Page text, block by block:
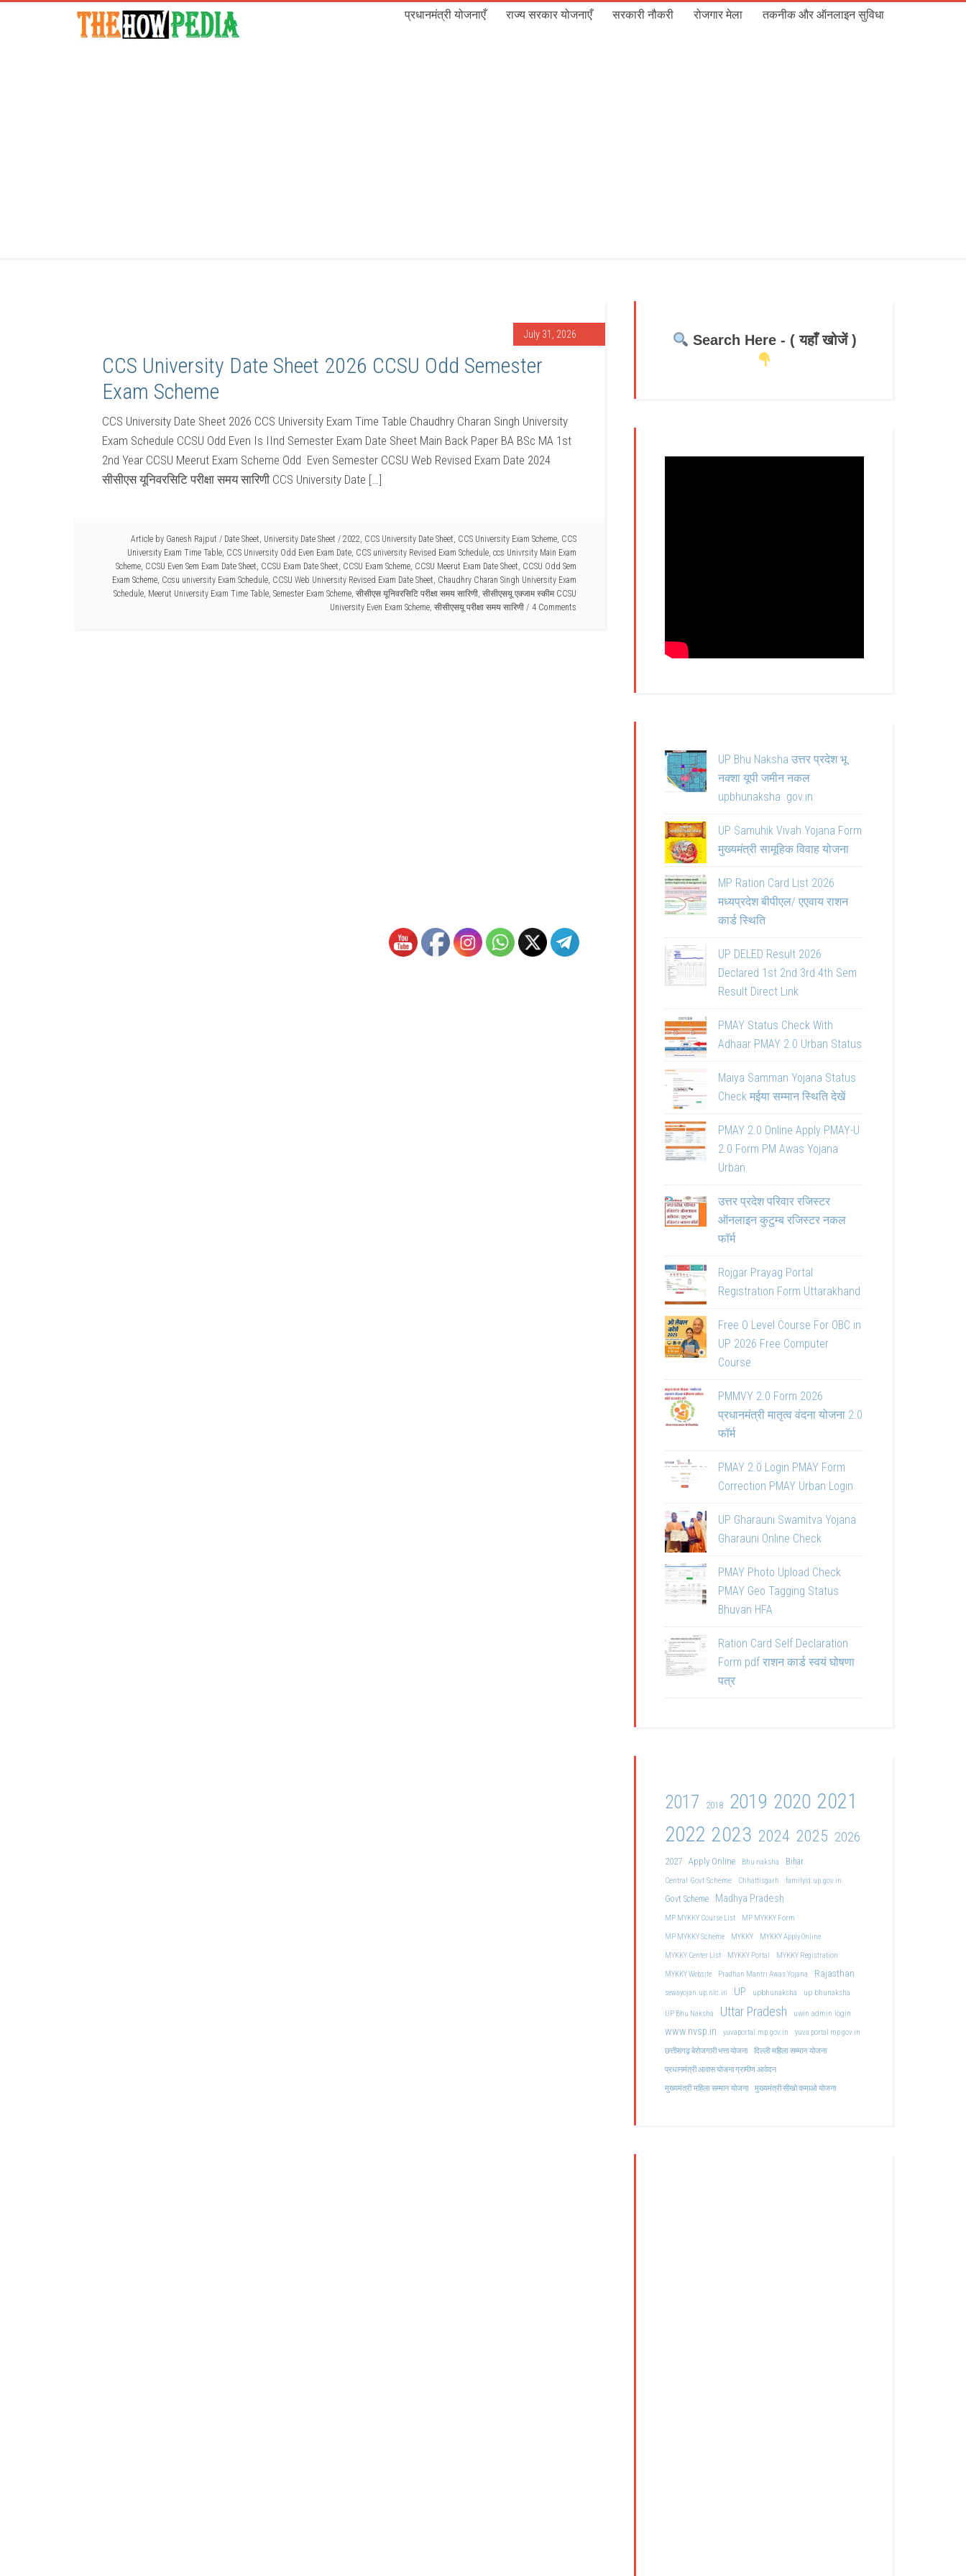
प्रधानमंत्री योजनाएँ राज्य सरकार योजनाएँ सरकारी नौकरी रोजगार मेला तकनीक और ऑनलाइन सुविधा
July 31, 2026
CCS University Date Sheet 2026 CCSU Odd Semester
Exam Scheme
CCS University Date Sheet 2026 CCS University Exam Time Table Chaudhry Charan Singh University
Exam Schedule CCSU Odd Even Is IInd Semester Exam Date Sheet Main Back Paper BA BSc MA 1st
2nd Year CCSU Meerut Exam Scheme Odd Even Semester CCSU Web Revised Exam Date 2024
सीसीएस यूनिवरसिटि परीक्षा समय सारिणी CCS University Date […]
Article by Ganesh Rajput / Date Sheet, University Date Sheet / 2022, CCS University Date Sheet, CCS University Exam Scheme, CCS
University Exam Time Table, CCS University Odd Even Exam Date, CCS university Revised Exam Schedule, ccs Univrsity Main Exam
Scheme, CCSU Even Sem Exam Date Sheet, CCSU Exam Date Sheet, CCSU Exam Scheme, CCSU Meerut Exam Date Sheet, CCSU Odd Sem
Exam Scheme, Ccsu university Exam Schedule, CCSU Web University Revised Exam Date Sheet, Chaudhry Charan Singh University Exam
Schedule, Meerut University Exam Time Table, Semester Exam Scheme, सीसीएस यूनिवरसिटि परीक्षा समय सारिणी, सीसीएसयू एक्जाम स्कीम CCSU
University Even Exam Scheme, सीसीएसयू परीक्षा समय सारिणी 4 Comments
Search Here - ( यहाँ खोजें )
UP Bhu Naksha उत्तर प्रदेश भू
नक्शा यूपी जमीन नकल
upbhunaksha .gov.in
UP Samuhik Vivah Yojana Form
मुख्यमंत्री सामूहिक विवाह योजना
MP Ration Card List 2026
मध्यप्रदेश बीपीएल/ एएवाय राशन
कार्ड स्थिति
UP DELED Result 2026
Declared 1st 2nd 3rd 4th Sem
Result Direct Link
PMAY Status Check With
Adhaar PMAY 2.0 Urban Status
Maiya Samman Yojana Status
Check मईया सम्मान स्थिति देखें
PMAY 2.0 Online Apply PMAY-U
2.0 Form PM Awas Yojana
Urban
उत्तर प्रदेश परिवार रजिस्टर
ऑनलाइन कुटुम्ब रजिस्टर नकल
फॉर्म
Rojgar Prayag Portal
Registration Form Uttarakhand
Free O Level Course For OBC in
UP 2026 Free Computer
Course
PMMVY 2.0 Form 2026
प्रधानमंत्री मातृत्व वंदना योजना 2.0
फॉर्म
PMAY 2.0 Login PMAY Form
Correction PMAY Urban Login
UP Gharauni Swamitva Yojana
Gharauni Online Check
PMAY Photo Upload Check
PMAY Geo Tagging Status
Bhuvan HFA
Ration Card Self Declaration
Form pdf राशन कार्ड स्वयं घोषणा
पत्र
2017 2018 2019 2020 2021
2022 2023 2024 2025 2026
2027 Apply Online Bhu naksha
Bihar
Central Govt Scheme
Chhattisgarh familyid.up.gov.in
Govt Scheme Madhya Pradesh
MP MYKKY Course List
MP MYKKY Form
MP MYKKY Scheme
MYKKY
MYKKY Apply Online
MYKKY Center List
MYKKY Portal
MYKKY Registration
MYKKY Website
Pradhan Mantri Awas Yojana Rajasthan
sewayojan.up.nic.in UP upbhunaksha up bhunaksha
UP Bhu Naksha Uttar Pradesh uwin admin login
www.nvsp.in yuvaportal.mp.gov.in
yuva portal mp gov.in
छत्तीसगढ़ बेरोजगारी भत्ता योजना
दिल्ली महिला सम्मान योजना
प्रधानमंत्री आवास योजना ग्रामीण आवेदन
मुख्यमंत्री महिला सम्मान योजना मुख्यमंत्री सीखो कमाओ योजना